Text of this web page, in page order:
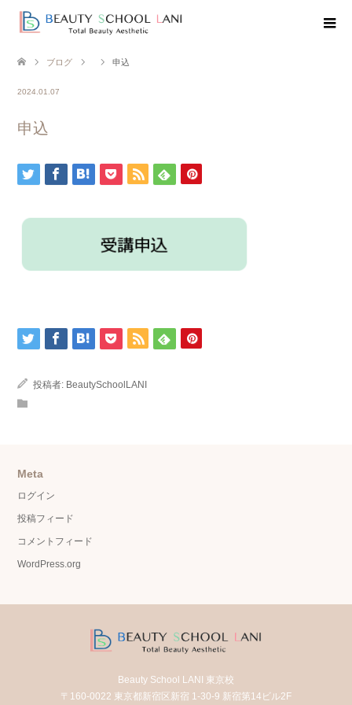
ブログ 申込
2024.01.07
申込
投稿者: BeautySchoolLANI
Meta
ログイン
投稿フィード
コメントフィード
WordPress.org
Beauty School LANI 東京校
〒160-0022 東京都新宿区新宿 1-30-9 新宿第14ビル2F